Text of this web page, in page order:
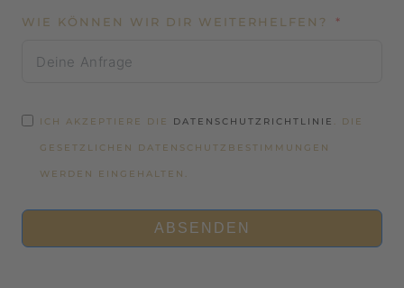
WIE KÖNNEN WIR DIR WEITERHELFEN?
ICH AKZEPTIERE DIE DATENSCHUTZRICHTLINIE . DIE
GESETZLICHEN DATENSCHUTZBESTIMMUNGEN
WERDEN EINGEHALTEN.
ABSENDEN